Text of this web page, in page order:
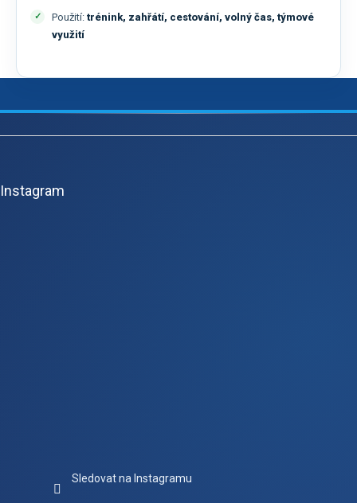
Použití: trénink, zahřátí, cestování, volný čas, týmové
využití
Z
Instagram
Sledovat na Instagramu